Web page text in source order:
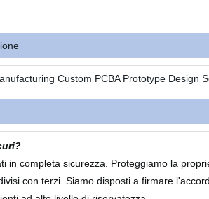
in completa sicurezza. Proteggiamo la
con terzi. Siamo disposti a firmare